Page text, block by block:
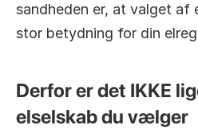
sandheden er, at valget af
stor betydning for din
Derfor er det IKKE
elselskab du vælger